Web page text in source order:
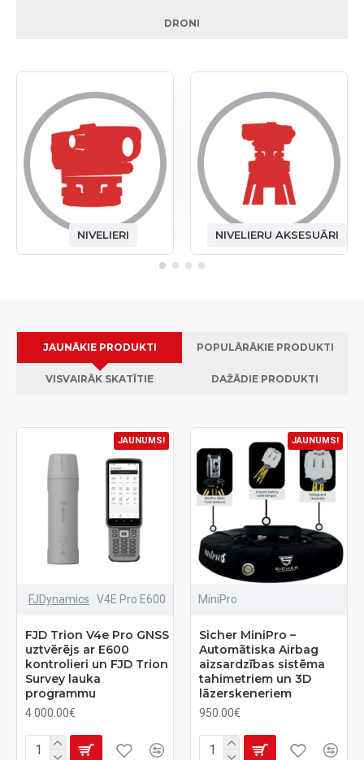
DRONI
NIVELIERI NIVELIERU AKSESUĀRI
JAUNĀKIE PRODUKTI POPULĀRĀKIE PRODUKTI
VISVAIRĀK SKATĪTIE DAŽĀDIE PRODUKTI
JAUNUMS!
FJDynamics V4E Pro E600
FJD Trion V4e Pro GNSS
uztvērējs ar E600
kontrolieri un FJD Trion
Survey lauka
programmu
4 000.00€
JAUNUMS!
MiniPro
Sicher MiniPro –
Automātiska Airbag
aizsardzības sistēma
tahimetriem un 3D
lāzerskeneriem
950.00€